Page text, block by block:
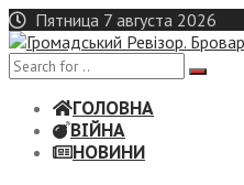
Skip
to
content
Пятница 7 августа 2026
ГОЛОВНА
ВІЙНА
НОВИНИ